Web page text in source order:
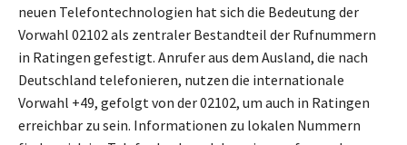
neuen Telefontechnologien hat sich die Bedeutung der
Vorwahl 02102 als zentraler Bestandteil der Rufnummern
in Ratingen gefestigt. Anrufer aus dem Ausland, die nach
Deutschland telefonieren, nutzen die internationale
Vorwahl +49, gefolgt von der 02102, um auch in Ratingen
erreichbar zu sein. Informationen zu lokalen Nummern